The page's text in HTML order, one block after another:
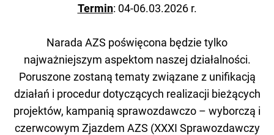
Termin: 04-06.03.2026 r.
Narada AZS poświęcona będzie tylko
najważniejszym aspektom naszej działalności.
Poruszone zostaną tematy związane z unifikacją
działań i procedur dotyczących realizacji bieżących
projektów, kampanią sprawozdawczo – wyborczą i
czerwcowym Zjazdem AZS (XXXI Sprawozdawczy